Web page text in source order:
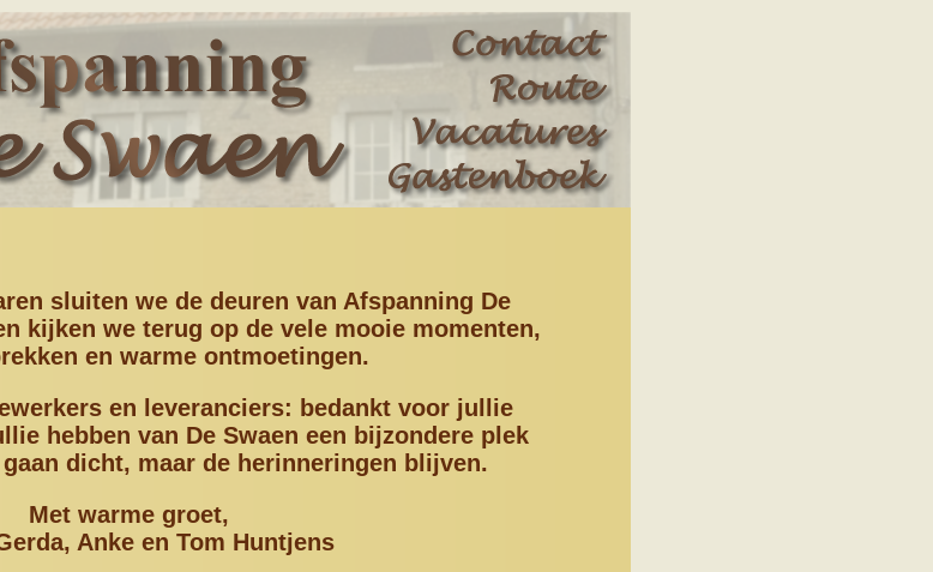
sluiten we de deuren van Afspanning De
kijken we terug op de vele mooie momenten,
en warme ontmoetingen.
en leveranciers: bedankt voor jullie
hebben van De Swaen een bijzondere plek
dicht, maar de herinneringen blijven.
Met warme groet,
Anke en Tom Huntjens